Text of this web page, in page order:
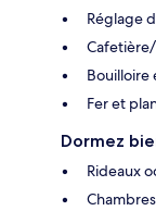
Réglage
Bouilloire
Fer et
Dormez
Rideaux